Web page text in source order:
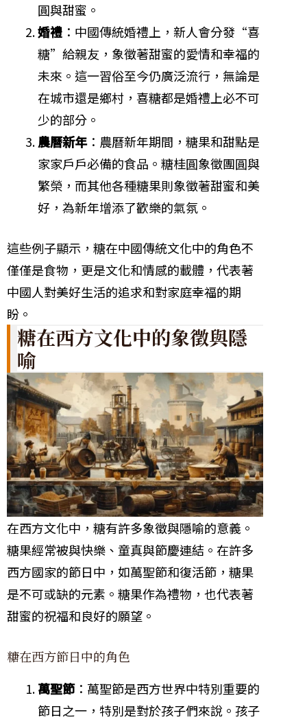
圓與甜蜜。
婚禮 ：中國傳統婚禮上，新人會分發“喜
糖”給親友，象徵著甜蜜的愛情和幸福的
未來。這一習俗至今仍廣泛流行，無論是
在城市還是鄉村，喜糖都是婚禮上必不可
少的部分。
農曆新年：農曆新年期間，糖果和甜點是
家家戶戶必備的食品。糖桂圓象徵團圓與
繁榮，而其他各種糖果則象徵著甜蜜和美
好，為新年增添了歡樂的氣氛。
這些例子顯示，糖在中國傳統文化中的角色不
僅僅是食物，更是文化和情感的載體，代表著
中國人對美好生活的追求和對家庭幸福的期
盼。
糖在西方文化中的象徵與隱
喻
在西方文化中，糖有許多象徵與隱喻的意義。
糖果經常被與快樂、童真與節慶連結。在許多
西方國家的節日中，如萬聖節和復活節，糖果
是不可或缺的元素。糖果作為禮物，也代表著
甜蜜的祝福和良好的願望。
糖在西方節日中的角色
萬聖節：萬聖節是西方世界中特別重要的
節日之一，特別是對於孩子們來說。孩子